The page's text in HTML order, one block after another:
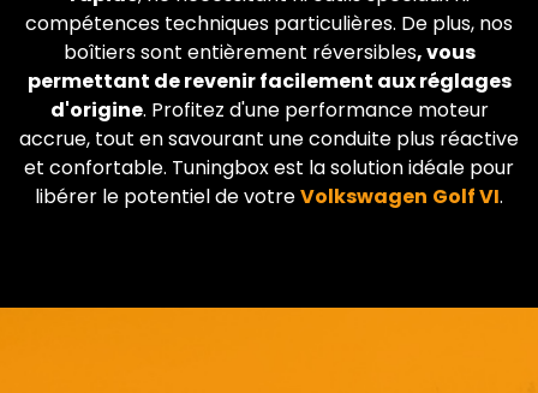
compétences techniques particulières. De plus, nos
boîtiers sont entièrement réversibles, vous
permettant de revenir facilement aux réglages
d'origine. Profitez d'une performance moteur
accrue, tout en savourant une conduite plus réactive
et confortable. Tuningbox est la solution idéale pour
libérer le potentiel de votreVolkswagen Golf VI.